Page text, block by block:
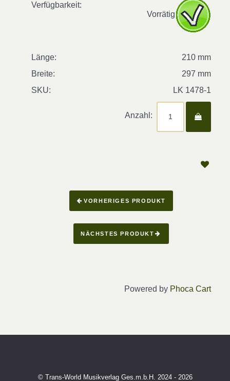
Verfügbarkeit:
Vorrätig
Länge:
210 mm
Breite:
297 mm
SKU:
LK 1478-1
Anzahl:
VORHERIGES PRODUKT
NÄCHSTES PRODUKT
Powered by Phoca Cart
© Trans-World Musikverlag Ges.m.b.H. 2024 - 2026